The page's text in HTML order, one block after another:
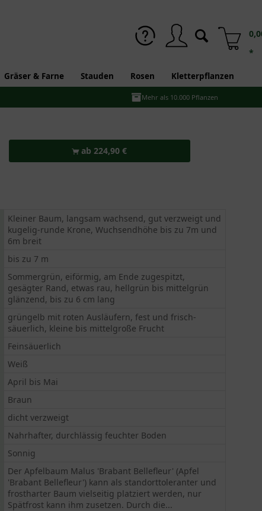
*
Gräser & Farne Stauden Rosen Kletterpflanzen
Mehr als 10.000 Pflanzen
ab 224,90 €
Kleiner Baum, langsam wachsend, gut verzweigt und
kugelig-runde Krone, Wuchsendhöhe bis zu 7m und
6m breit
bis zu 7 m
Sommergrün, eiförmig, am Ende zugespitzt,
gesägter Rand, etwas rau, hellgrün bis mittelgrün
glänzend, bis zu 6 cm lang
grüngelb mit roten Ausläufern, fest und frisch-
säuerlich, kleine bis mittelgroße Frucht
Feinsäuerlich
Weiß
April bis Mai
Braun
dicht verzweigt
Nahrhafter, durchlässig feuchter Boden
Sonnig
Der Apfelbaum Malus 'Brabant Bellefleur' (Apfel
'Brabant Bellefleur') kann als standorttoleranter und
frostharter Baum vielseitig platziert werden, nur
Spätfrost kann ihm zusetzen. Durch die...